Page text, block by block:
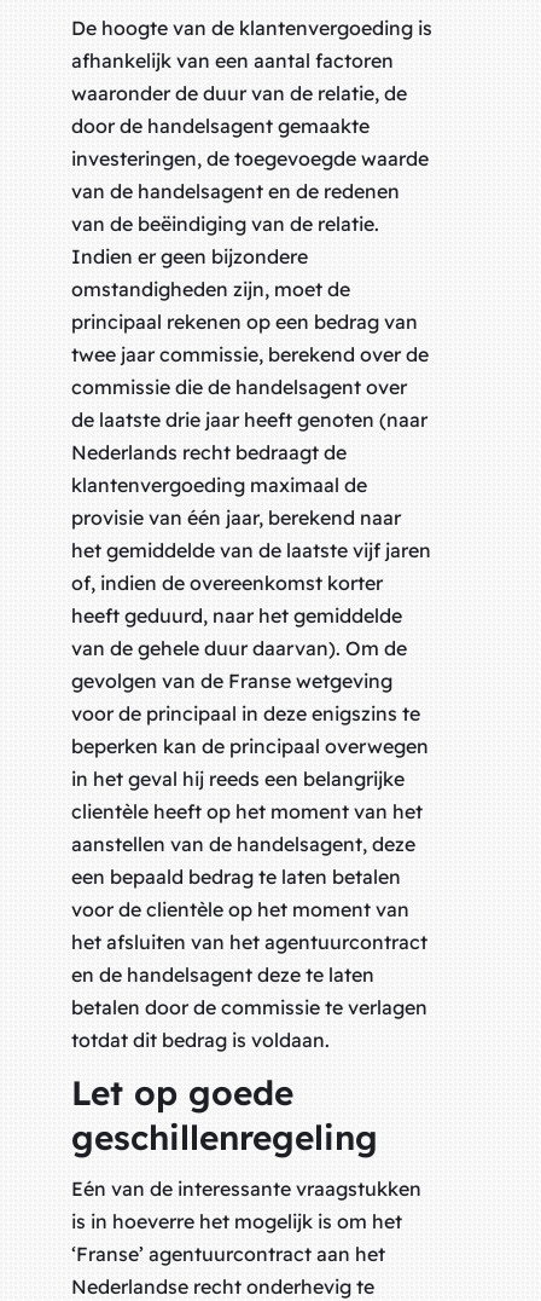
De hoogte van de klantenvergoeding is
afhankelijk van een aantal factoren
waaronder de duur van de relatie, de
door de handelsagent gemaakte
investeringen, de toegevoegde waarde
van de handelsagent en de redenen
van de beëindiging van de relatie.
Indien er geen bijzondere
omstandigheden zijn, moet de
principaal rekenen op een bedrag van
twee jaar commissie, berekend over de
commissie die de handelsagent over
de laatste drie jaar heeft genoten (naar
Nederlands recht bedraagt de
klantenvergoeding maximaal de
provisie van één jaar, berekend naar
het gemiddelde van de laatste vijf jaren
of, indien de overeenkomst korter
heeft geduurd, naar het gemiddelde
van de gehele duur daarvan). Om de
gevolgen van de Franse wetgeving
voor de principaal in deze enigszins te
beperken kan de principaal overwegen
in het geval hij reeds een belangrijke
clientèle heeft op het moment van het
aanstellen van de handelsagent, deze
een bepaald bedrag te laten betalen
voor de clientèle op het moment van
het afsluiten van het agentuurcontract
en de handelsagent deze te laten
betalen door de commissie te verlagen
totdat dit bedrag is voldaan.
Let op goede
geschillenregeling
Eén van de interessante vraagstukken
is in hoeverre het mogelijk is om het
‘Franse’ agentuurcontract aan het
Nederlandse recht onderhevig te